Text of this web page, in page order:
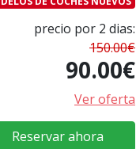
precio por 2 dias:
150.00€
90.00€
Ver oferta
Reservar ahora